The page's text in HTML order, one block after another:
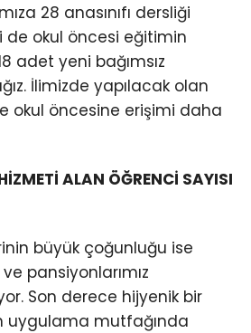
28 anasınıfı dersliği
de okul öncesi eğitimin
adet yeni bağımsız
İlimizde yapılacak olan
okul öncesine erişimi daha
ALAN ÖĞRENCİ SAYISI
büyük çoğunluğu ise
pansiyonlarımız
Son derece hijyenik bir
uygulama mutfağında